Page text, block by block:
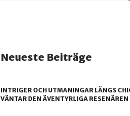
Neueste Beiträge
INTRIGER OCH UTMANINGAR LÄNGS
VÄNTAR DEN ÄVENTYRLIGA RESENÄREN